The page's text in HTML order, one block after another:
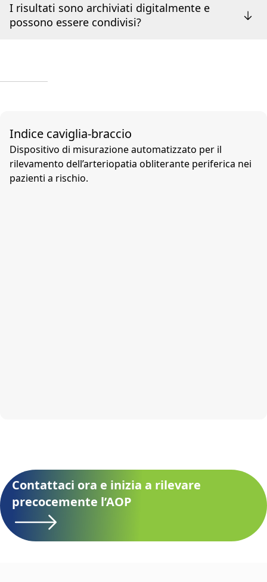
I risultati sono archiviati digitalmente e
possono essere condivisi?
Indice caviglia-braccio
Dispositivo di misurazione automatizzato per il
rilevamento dell’arteriopatia obliterante periferica nei
pazienti a rischio.
Contattaci ora e inizia a rilevare
precocemente l’AOP